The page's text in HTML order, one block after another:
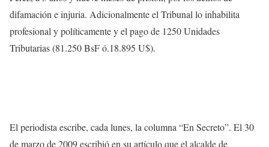
difamación e injuria. Adicionalmente el Tribunal lo inhabilita
profesional y políticamente y el pago de 1250 Unidades
Tributarias (81.250 BsF ó.18.895 U$).
El periodista escribe, cada lunes, la columna “En Secreto”. El 30
de marzo de 2009 escribió en su artículo que el alcalde de